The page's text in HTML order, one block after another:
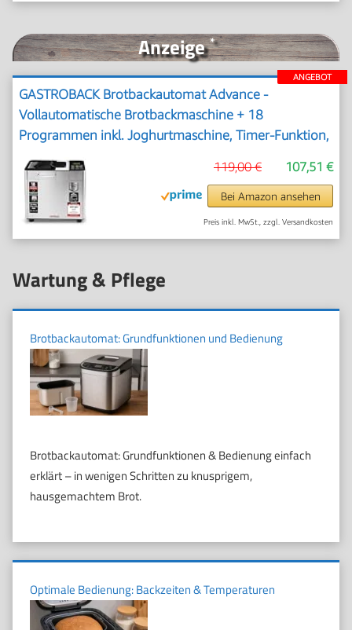
Wartung & Pflege
Brotbackautomat: Grundfunktionen und Bedienung
Brotbackautomat: Grundfunktionen & Bedienung einfach
erklärt – in wenigen Schritten zu knusprigem,
hausgemachtem Brot.
Optimale Bedienung: Backzeiten & Temperaturen
Anzeige*
ANGEBOT
GASTROBACK Brotbackautomat Advance -
Vollautomatische Brotbackmaschine + 18
Programmen inkl. Joghurtmaschine, Timer-Funktion,
Backmaschine in Edelstahl Optik
107,51 €
119,00 €
Bei Amazon ansehen
Preis inkl. MwSt., zzgl. Versandkosten